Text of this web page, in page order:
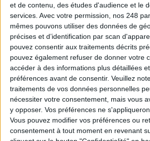
et de contenu, des études d'audience et le
services. Avec votre permission, nos 248
mêmes pouvons utiliser des données de
précises et d’identification par scan
pouvez consentir aux traitements décrits
pouvez également refuser de donner votre
accéder à des informations plus détaillées
préférences avant de consentir. Veuillez
traitements de vos données personnelles
nécessiter votre consentement, mais vous
y opposer. Vos préférences ne
Vous pouvez modifier vos préférences ou
consentement à tout moment en revenant
Stratégie data : tirez profit de
données
LES DERNIÈRES PARUTIONS